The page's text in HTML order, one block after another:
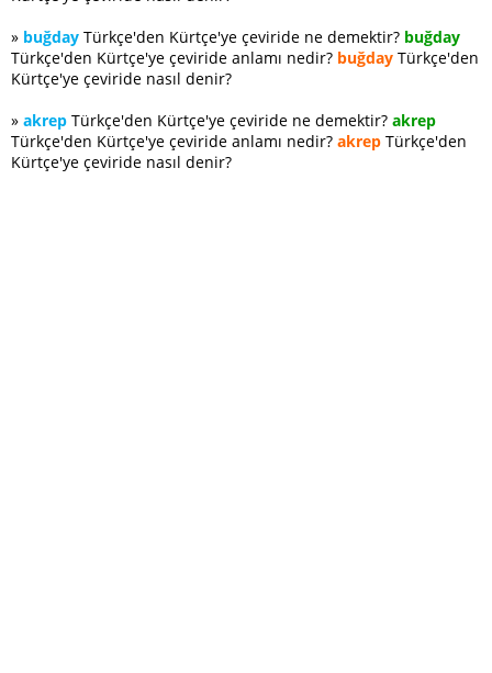
» buğday Türkçe'den Kürtçe'ye çeviride ne demektir? buğday
Türkçe'den Kürtçe'ye çeviride anlamı nedir? buğday Türkçe'den
Kürtçe'ye çeviride nasıl denir?
» akrep Türkçe'den Kürtçe'ye çeviride ne demektir? akrep
Türkçe'den Kürtçe'ye çeviride anlamı nedir? akrep Türkçe'den
Kürtçe'ye çeviride nasıl denir?